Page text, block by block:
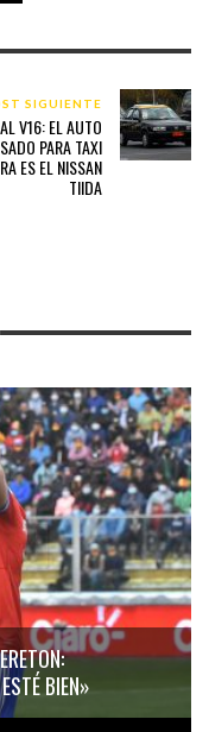
SIGUIENTE
V16: EL AUTO
PARA TAXI
ES EL NISSAN
TIIDA
BIEN»